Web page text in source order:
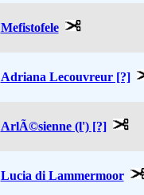
Mefistofele
Adriana Lecouvreur [?]
ArlÃ©sienne (l') [?]
Lucia di Lammermoor